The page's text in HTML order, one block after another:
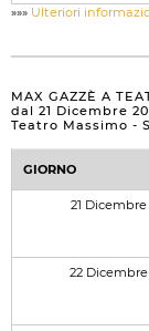
»»» Ulteriori
MAX GAZZÈ A
dal 21 Dicembre
Teatro Massimo -
GIORNO
21 Dicembre
22 Dicembre